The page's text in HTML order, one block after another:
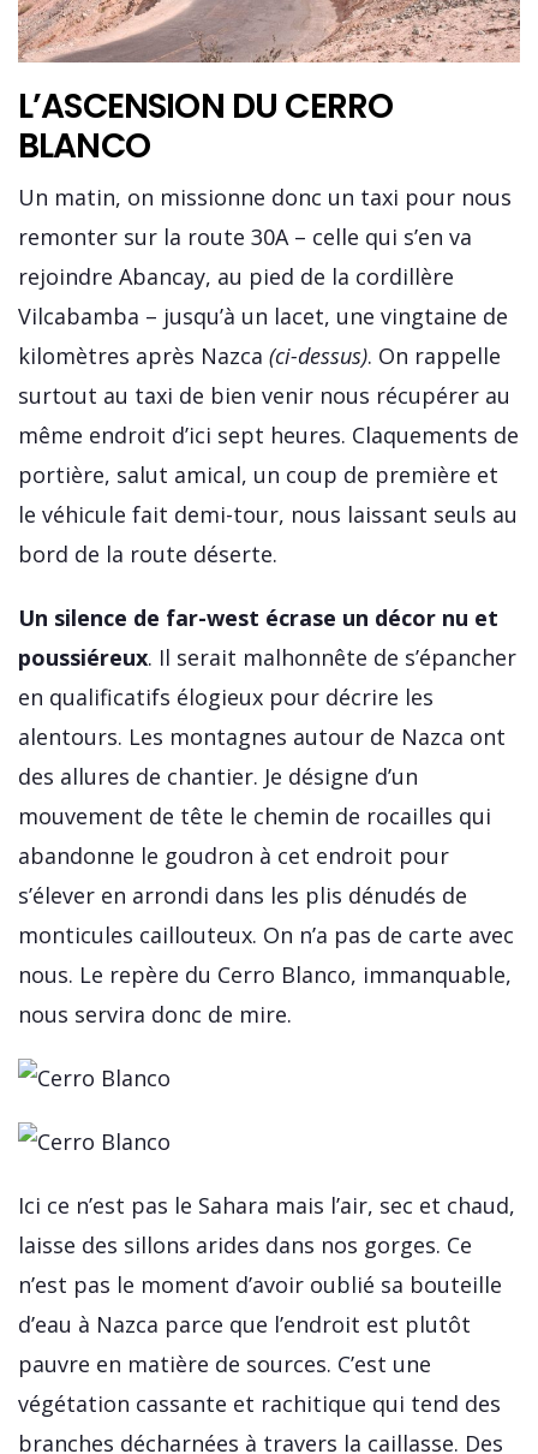
L’ASCENSION DU CERRO
BLANCO
Un matin, on missionne donc un taxi pour nous
remonter sur la route 30A – celle qui s’en va
rejoindre Abancay, au pied de la cordillère
Vilcabamba – jusqu’à un lacet, une vingtaine de
kilomètres après Nazca (ci-dessus). On rappelle
surtout au taxi de bien venir nous récupérer au
même endroit d’ici sept heures. Claquements de
portière, salut amical, un coup de première et
le véhicule fait demi-tour, nous laissant seuls au
bord de la route déserte.
Un silence de far-west écrase un décor nu et
poussiéreux. Il serait malhonnête de s’épancher
en qualificatifs élogieux pour décrire les
alentours. Les montagnes autour de Nazca ont
des allures de chantier. Je désigne d’un
mouvement de tête le chemin de rocailles qui
abandonne le goudron à cet endroit pour
s’élever en arrondi dans les plis dénudés de
monticules caillouteux. On n’a pas de carte avec
nous. Le repère du Cerro Blanco, immanquable,
nous servira donc de mire.
Ici ce n’est pas le Sahara mais l’air, sec et chaud,
laisse des sillons arides dans nos gorges. Ce
n’est pas le moment d’avoir oublié sa bouteille
d’eau à Nazca parce que l’endroit est plutôt
pauvre en matière de sources. C’est une
végétation cassante et rachitique qui tend des
branches décharnées à travers la caillasse. Des